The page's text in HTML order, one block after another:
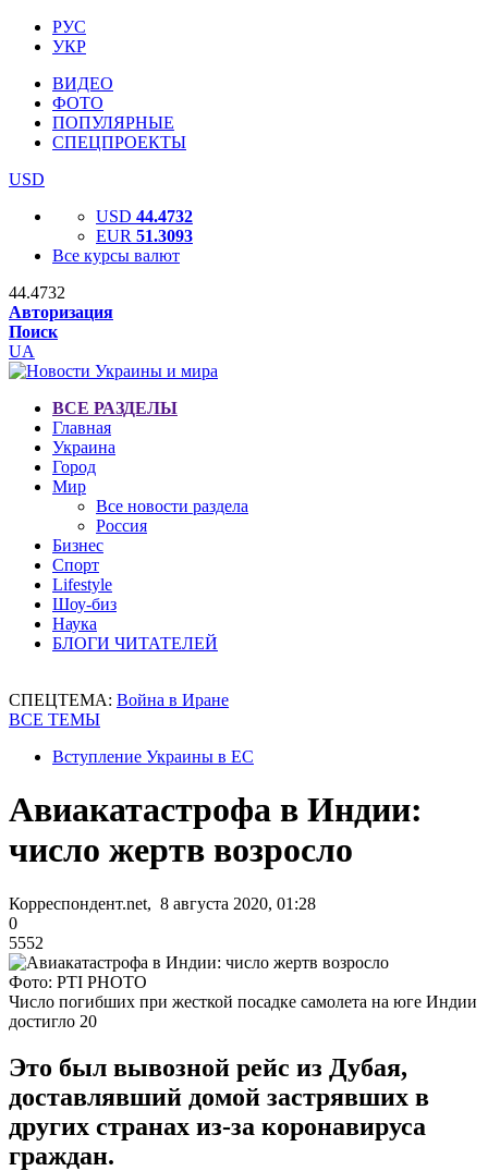
РУС
УКР
ВИДЕО
ФОТО
ПОПУЛЯРНЫЕ
СПЕЦПРОЕКТЫ
USD
USD 44.4732
EUR 51.3093
Все курсы валют
44.4732
Авторизация
Поиск
UA
ВСЕ РАЗДЕЛЫ
Главная
Украина
Город
Мир
Все новости раздела
Россия
Бизнес
Спорт
Lifestyle
Шоу-биз
Наука
БЛОГИ ЧИТАТЕЛЕЙ
СПЕЦТЕМА: Война в Иране
ВСЕ ТЕМЫ
Вступление Украины в ЕС
Авиакатастрофа в Индии:
число жертв возросло
Корреспондент.net, 8 августа 2020, 01:28
0
5552
Фото: PTI PHOTO
Число погибших при жесткой посадке самолета на юге Индии
достигло 20
Это был вывозной рейс из Дубая,
доставлявший домой застрявших в
других странах из-за коронавируса
граждан.